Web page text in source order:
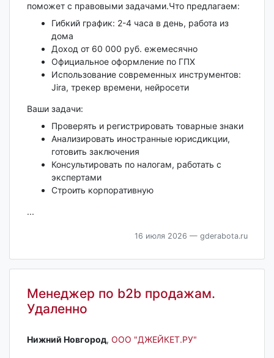
поможет с правовыми задачами.Что предлагаем:
Гибкий график: 2-4 часа в день, работа из
дома
Доход от 60 000 руб. ежемесячно
Официальное оформление по ГПХ
Использование современных инструментов:
Jira, трекер времени, нейросети
Ваши задачи:
Проверять и регистрировать товарные знаки
Анализировать иностранные юрисдикции,
готовить заключения
Консультировать по налогам, работать с
экспертами
Строить корпоративную
...
16 июля 2026 — gderabota.ru
Менеджер по b2b продажам.
Удаленно
Нижний Новгород‎, ООО "ДЖЕЙКЕТ.РУ"